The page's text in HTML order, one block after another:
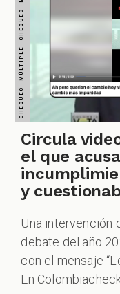
Circula
el que
y
Una intervención
debate del año
con el mensaje
En